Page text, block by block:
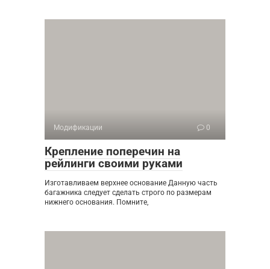
Модификации 0
Крепление поперечин на
рейлинги своими руками
Изготавливаем верхнее основание Данную часть
багажника следует сделать строго по размерам
нижнего основания. Помните,